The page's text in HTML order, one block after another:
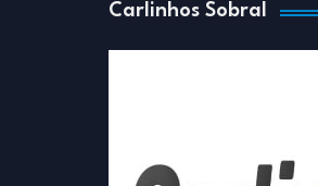
Carlinhos Sobral